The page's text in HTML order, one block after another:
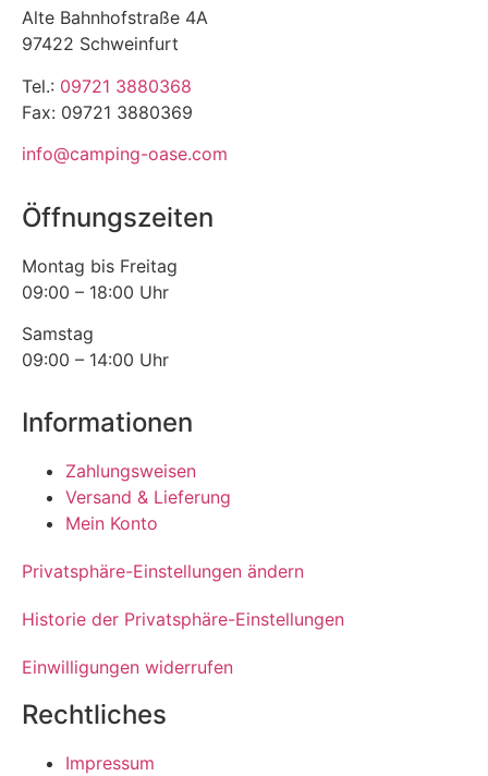
Alte Bahnhofstraße 4A
97422 Schweinfurt
Tel.: 09721 3880368
Fax: 09721 3880369
info@camping-oase.com
Öffnungszeiten
Montag bis Freitag
09:00 – 18:00 Uhr
Samstag
09:00 – 14:00 Uhr
Informationen
Zahlungsweisen
Versand & Lieferung
Mein Konto
Privatsphäre-Einstellungen ändern
Historie der Privatsphäre-Einstellungen
Einwilligungen widerrufen
Rechtliches
Impressum